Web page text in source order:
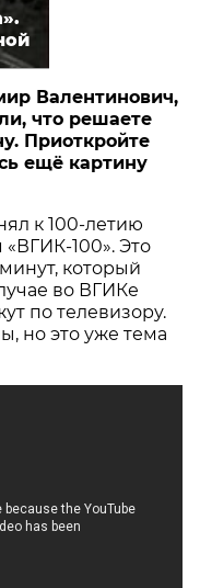
Валентинович,
что решаете
Приоткройте
ещё картину
к 100-летию
100». Это
который
во ВГИКе
по телевизору.
но это уже тема